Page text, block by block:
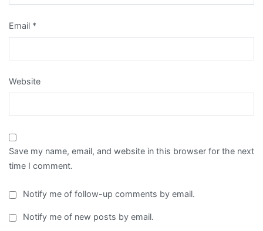
Email *
Website
Save my name, email, and website in this browser for the next
time I comment.
Notify me of follow-up comments by email.
Notify me of new posts by email.